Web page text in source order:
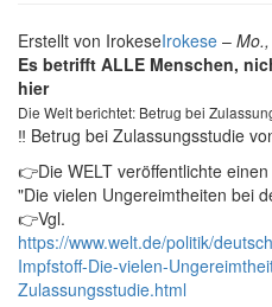
Erstellt von IrokeseIrokese –
Es betrifft ALLE Menschen,
hier
Die Welt berichtet: Betrug bei
‼️ Betrug bei Zulassungsstudie
👉Die WELT veröffentlichte
"Die vielen Ungereimtheiten bei
👉Vgl.
https://www.welt.de/politik/
Impfstoff-Die-vielen-
Zulassungsstudie.html